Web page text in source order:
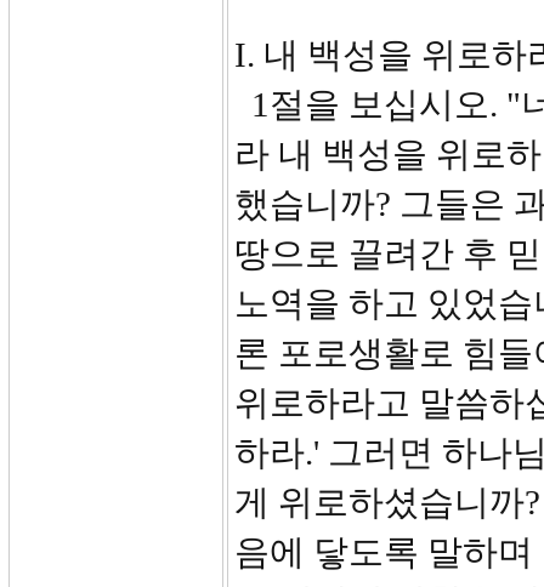
I. 내 백성을 위로하
1절을 보십시오. "
라 내 백성을 위로
했습니까? 그들은
땅으로 끌려간 후
노역을 하고 있었
론 포로생활로 힘
위로하라고 말씀하
하라.' 그러면 하나
게 위로하셨습니까
음에 닿도록 말하